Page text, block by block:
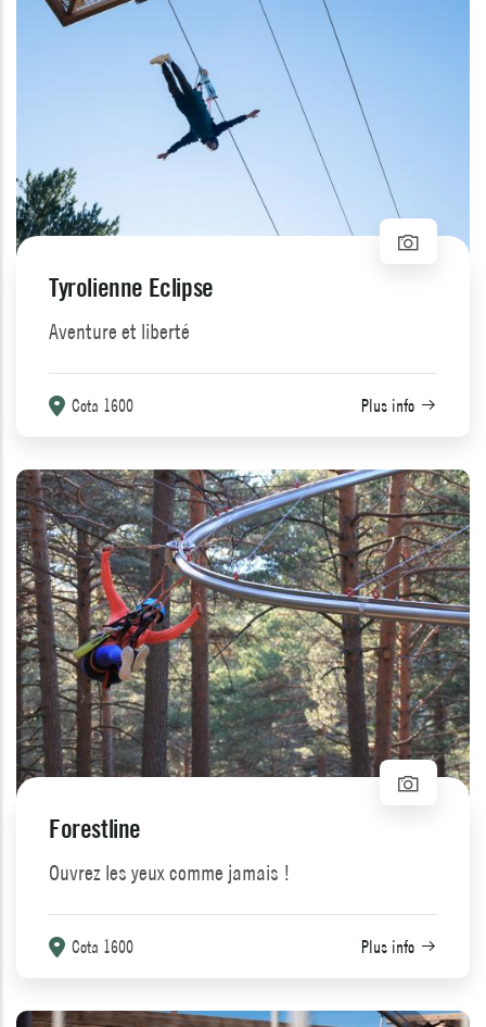
Tyrolienne Eclipse
Aventure et liberté
Cota 1600 Plus info
Forestline
Ouvrez les yeux comme jamais !
Cota 1600 Plus info